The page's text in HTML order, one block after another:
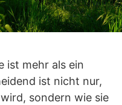
ist mehr als ein
ist nicht nur,
sondern wie sie